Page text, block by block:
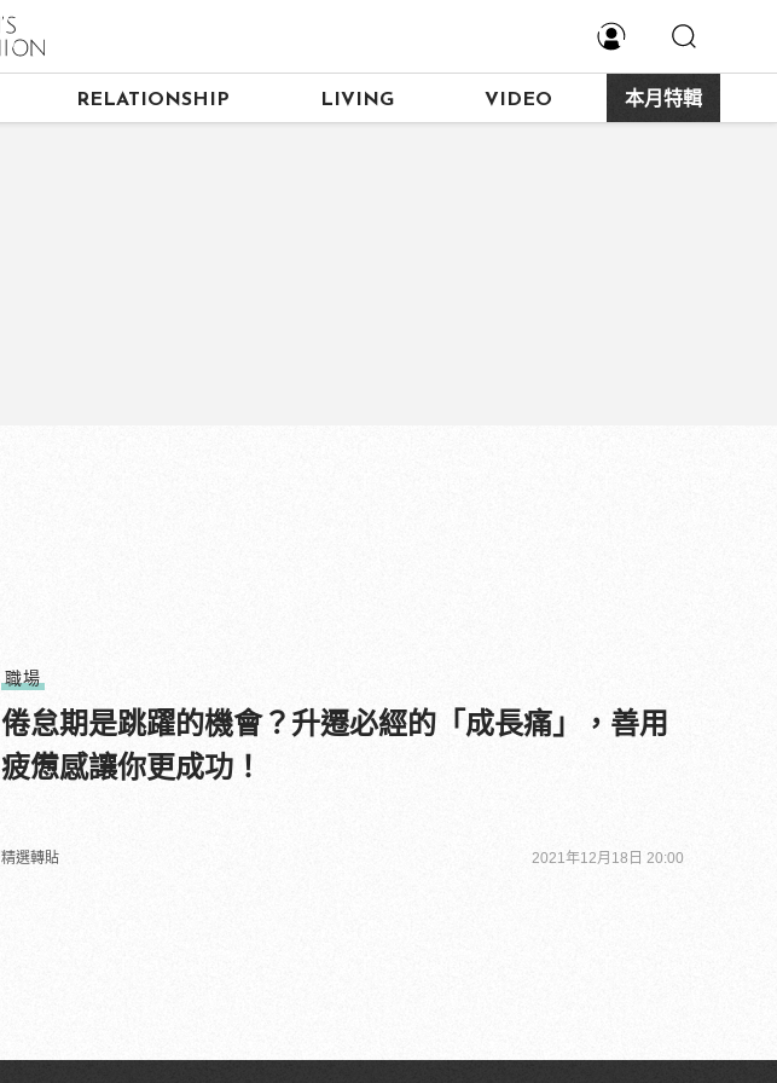
RELATIONSHIP LIVING VIDEO 本月特輯
職場
倦怠期是跳躍的機會？升遷必經的「成長痛」，善用
疲憊感讓你更成功！
精選轉貼 2021年12月18日 20:00